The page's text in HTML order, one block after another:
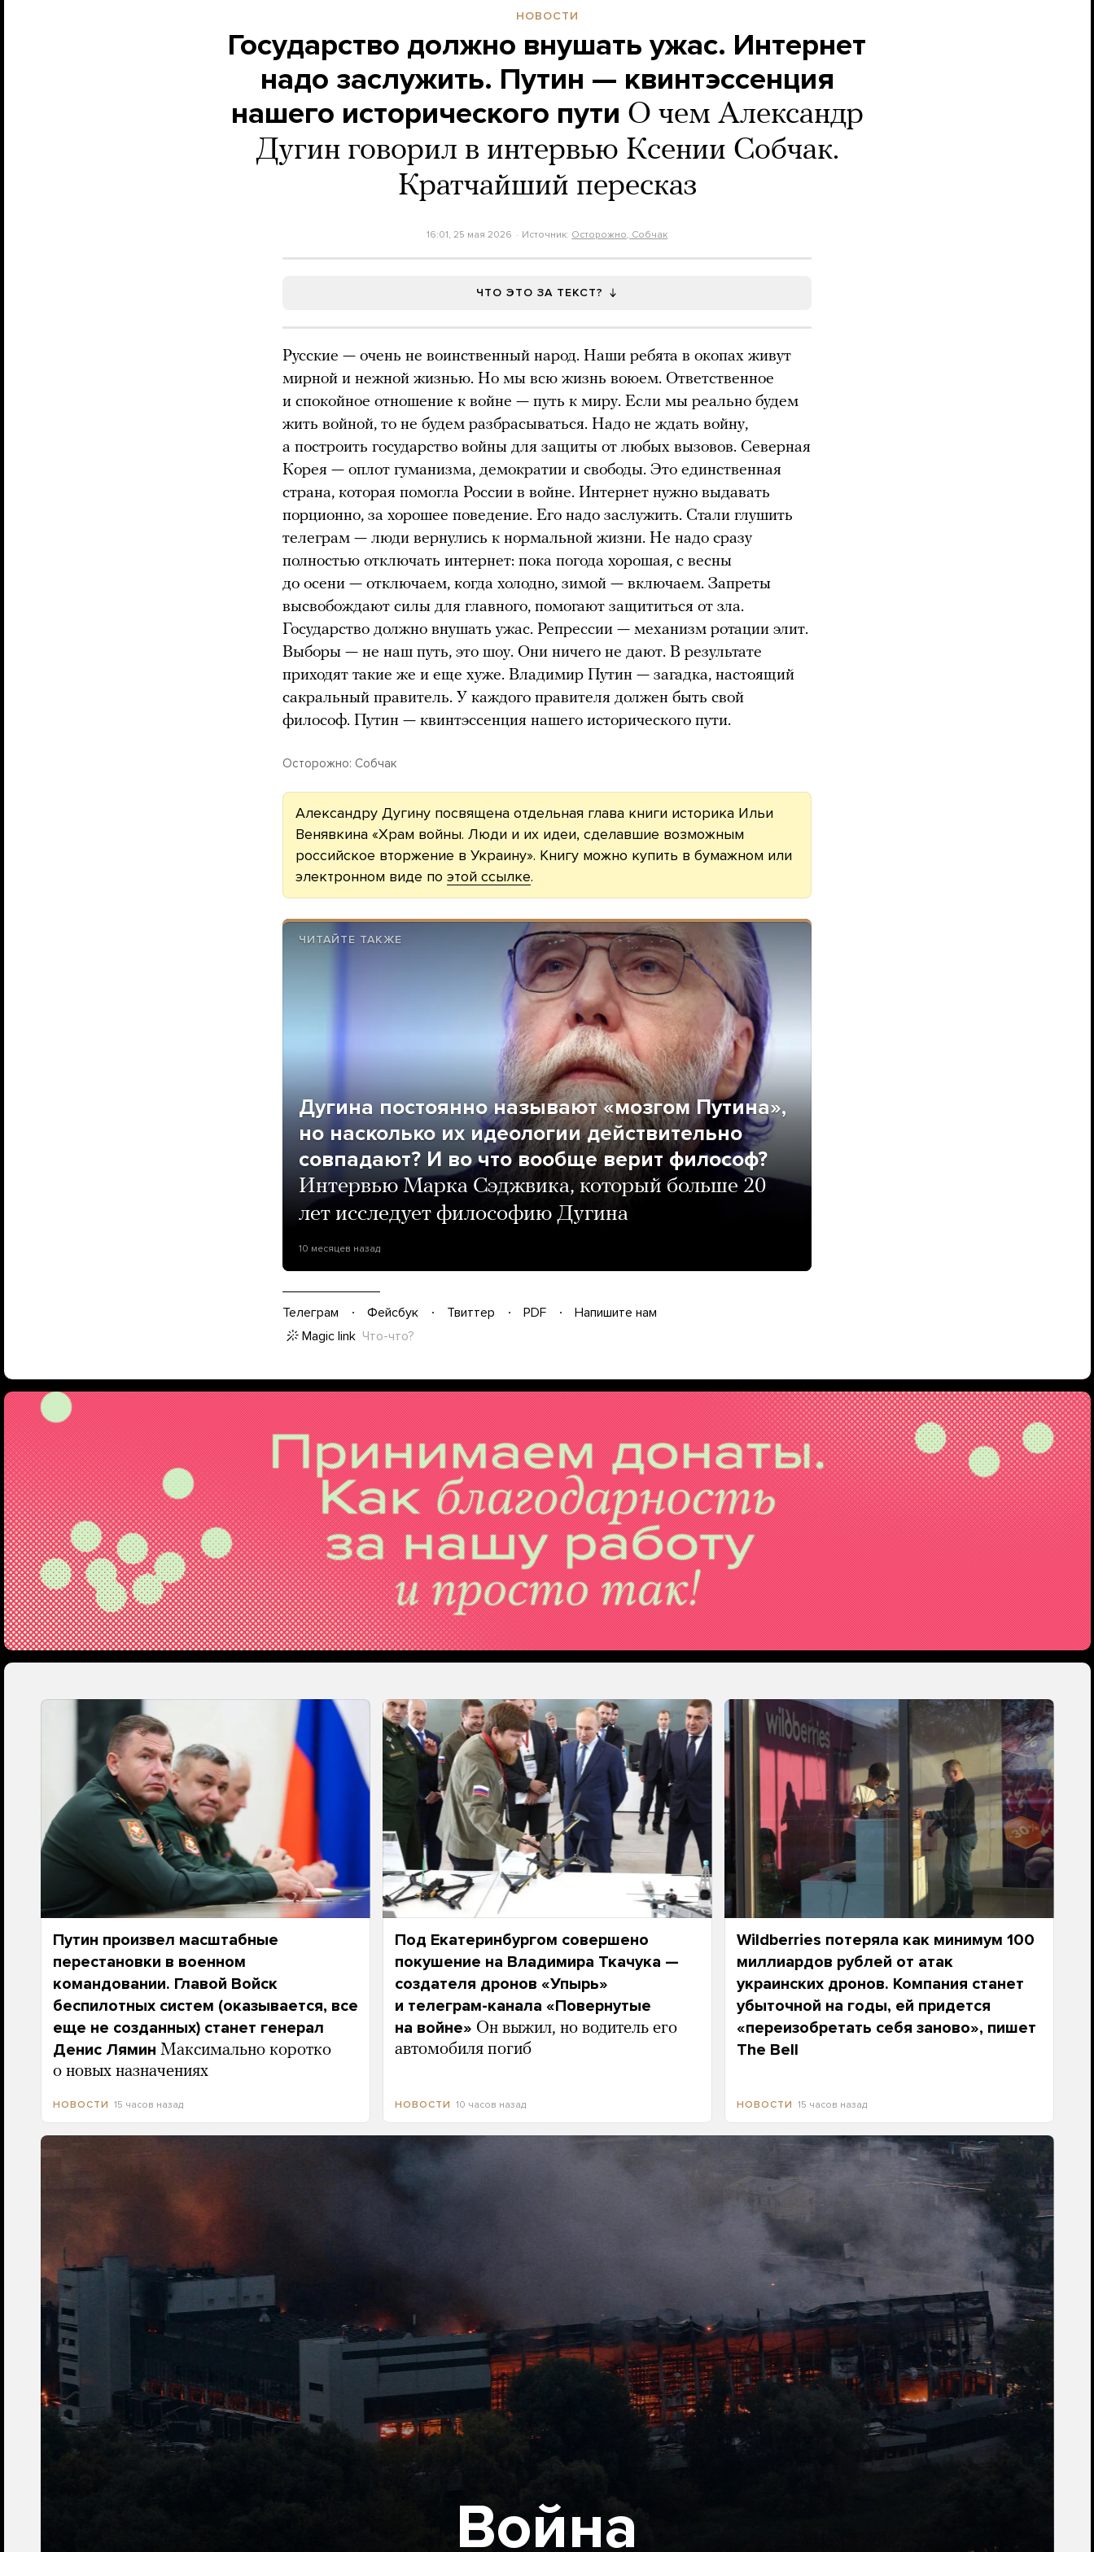
НОВОСТИ
Государство должно внушать ужас. Интернет
надо заслужить. Путин — квинтэссенция
нашего исторического пути О чем Александр
Дугин говорил в интервью Ксении Собчак.
Кратчайший пересказ
16:01, 25 мая 2026 Источник: Осторожно, Собчак
ЧТО ЭТО ЗА ТЕКСТ?
Русские — очень не воинственный народ. Наши ребята в окопах живут
мирной и нежной жизнью. Но мы всю жизнь воюем. Ответственное
и спокойное отношение к войне — путь к миру. Если мы реально будем
жить войной, то не будем разбрасываться. Надо не ждать войну,
а построить государство войны для защиты от любых вызовов. Северная
Корея — оплот гуманизма, демократии и свободы. Это единственная
страна, которая помогла России в войне. Интернет нужно выдавать
порционно, за хорошее поведение. Его надо заслужить. Стали глушить
телеграм — люди вернулись к нормальной жизни. Не надо сразу
полностью отключать интернет: пока погода хорошая, с весны
до осени — отключаем, когда холодно, зимой — включаем. Запреты
высвобождают силы для главного, помогают защититься от зла.
Государство должно внушать ужас. Репрессии — механизм ротации элит.
Выборы — не наш путь, это шоу. Они ничего не дают. В результате
приходят такие же и еще хуже. Владимир Путин — загадка, настоящий
сакральный правитель. У каждого правителя должен быть свой
философ. Путин — квинтэссенция нашего исторического пути.
Осторожно: Собчак
Александру Дугину посвящена отдельная глава книги историка Ильи
Венявкина «Храм войны. Люди и их идеи, сделавшие возможным
российское вторжение в Украину». Книгу можно купить в бумажном или
электронном виде по этой ссылке.
ЧИТАЙТЕ ТАКЖЕ
Дугина постоянно называют «мозгом Путина»,
но насколько их идеологии действительно
совпадают? И во что вообще верит философ?
Интервью Марка Сэджвика, который больше 20
лет исследует философию Дугина
10 месяцев назад
Телеграм Фейсбук Твиттер PDF
Напишите нам
Magic link Что-что?
Путин произвел масштабные
перестановки в военном
командовании. Главой Войск
беспилотных систем (оказывается, все
еще не созданных) станет генерал
Денис Лямин Максимально коротко
о новых назначениях
НОВОСТИ 15 часов назад
Под Екатеринбургом совершено
покушение на Владимира Ткачука —
создателя дронов «Упырь»
и телеграм-канала «Повернутые
на войне» Он выжил, но водитель его
автомобиля погиб
НОВОСТИ 10 часов назад
Wildberries потеряла как минимум 100
миллиардов рублей от атак
украинских дронов. Компания станет
убыточной на годы, ей придется
«переизобретать себя заново», пишет
The Bell
НОВОСТИ 15 часов назад
Война